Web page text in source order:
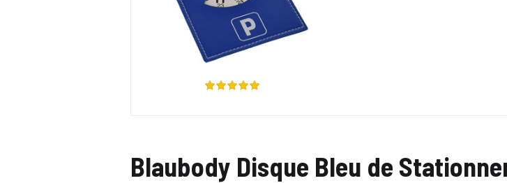
Blaubody Disque Bleu de